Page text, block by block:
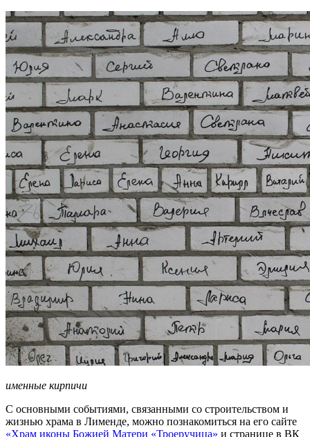
именные кирпичи
С основными событиями, связанными со строительством и
жизнью храма в Лименде, можно познакомиться на его сайте
«Храм иконы Божией Матери «Троеручица» и странице в ВК